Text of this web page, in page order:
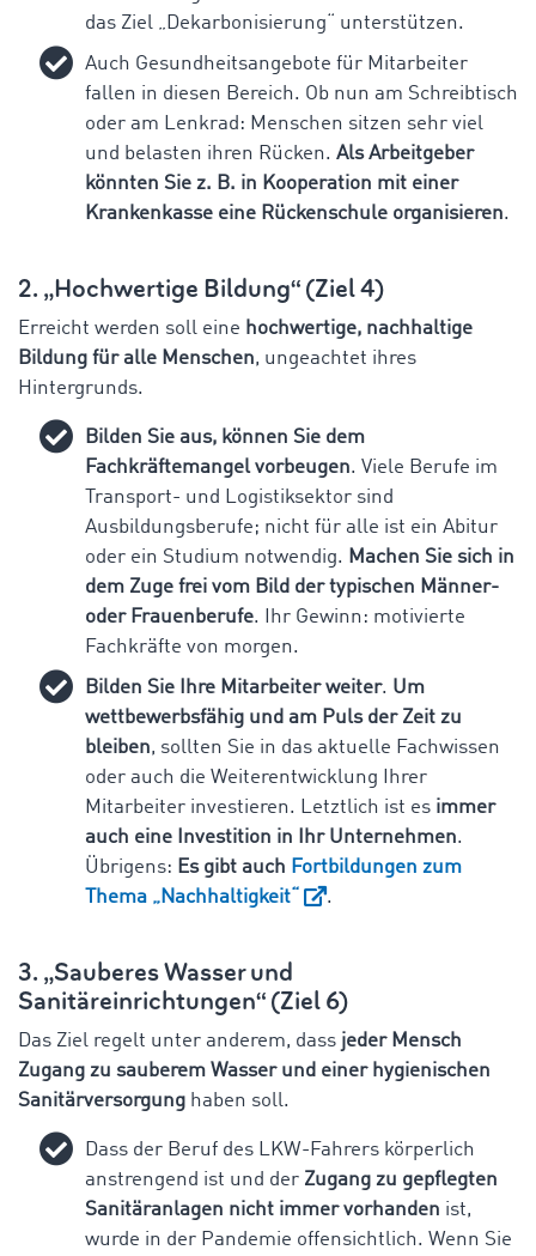
das Ziel „Dekarbonisierung“ unterstützen.
Auch Gesundheitsangebote für Mitarbeiter
fallen in diesen Bereich. Ob nun am Schreibtisch
oder am Lenkrad: Menschen sitzen sehr viel
und belasten ihren Rücken. Als Arbeitgeber
könnten Sie z. B. in Kooperation mit einer
Krankenkasse eine Rückenschule organisieren.
2. „Hochwertige Bildung“ (Ziel 4)
Erreicht werden soll eine hochwertige, nachhaltige
Bildung für alle Menschen, ungeachtet ihres
Hintergrunds.
Bilden Sie aus, können Sie dem
Fachkräftemangel vorbeugen. Viele Berufe im
Transport- und Logistiksektor sind
Ausbildungsberufe; nicht für alle ist ein Abitur
oder ein Studium notwendig. Machen Sie sich in
dem Zuge frei vom Bild der typischen Männer-
oder Frauenberufe. Ihr Gewinn: motivierte
Fachkräfte von morgen.
Bilden Sie Ihre Mitarbeiter weiter. Um
wettbewerbsfähig und am Puls der Zeit zu
bleiben, sollten Sie in das aktuelle Fachwissen
oder auch die Weiterentwicklung Ihrer
Mitarbeiter investieren. Letztlich ist es immer
auch eine Investition in Ihr Unternehmen.
Übrigens: Es gibt auch Fortbildungen zum
Thema „Nachhaltigkeit“
.
3. „Sauberes Wasser und
Sanitäreinrichtungen“ (Ziel 6)
Das Ziel regelt unter anderem, dass jeder Mensch
Zugang zu sauberem Wasser und einer hygienischen
Sanitärversorgung haben soll.
Dass der Beruf des LKW-Fahrers körperlich
anstrengend ist und der Zugang zu gepflegten
Sanitäranlagen nicht immer vorhanden ist,
wurde in der Pandemie offensichtlich. Wenn Sie